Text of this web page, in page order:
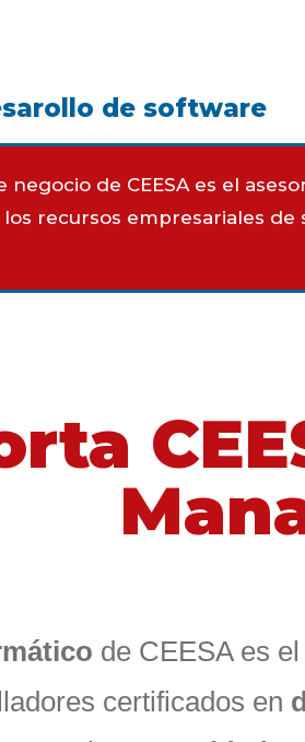
de software
negocio de CEESA es el
recursos empresariales
de CEESA es
certificados en